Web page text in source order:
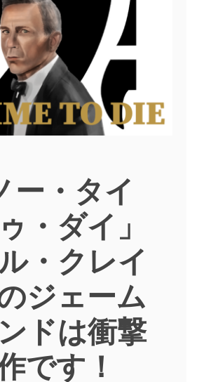
ー・タイ
・ダイ」
・クレイ
ジェーム
ドは衝撃
です！